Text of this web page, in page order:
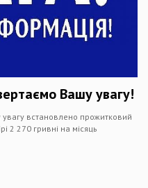
Вашу увагу!
встановлено прожитковий
2 270 гривні на місяць